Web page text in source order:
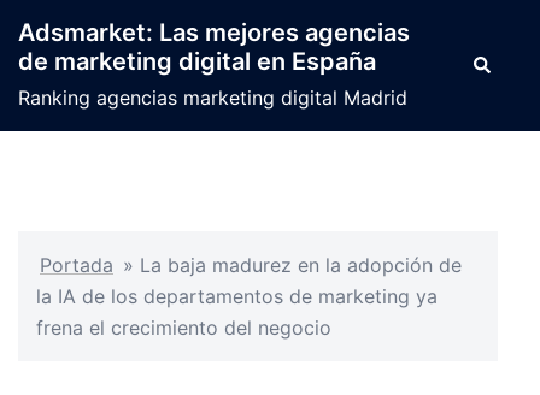
contenido
Adsmarket: Las mejores agencias
de marketing digital en España
Ranking agencias marketing digital Madrid
Buscar
Portada » La baja madurez en la adopción de
la IA de los departamentos de marketing ya
frena el crecimiento del negocio